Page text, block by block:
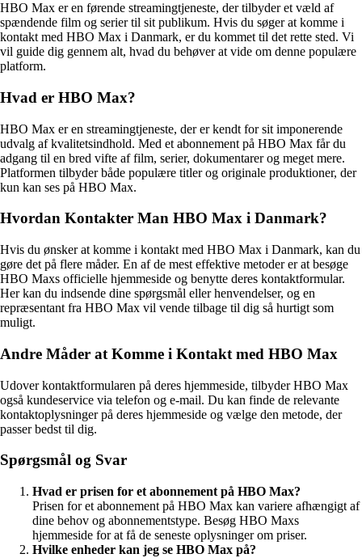
HBO Max er en førende streamingtjeneste, der tilbyder et væld af
spændende film og serier til sit publikum. Hvis du søger at komme i
kontakt med HBO Max i Danmark, er du kommet til det rette sted. Vi
vil guide dig gennem alt, hvad du behøver at vide om denne populære
platform.
Hvad er HBO Max?
HBO Max er en streamingtjeneste, der er kendt for sit imponerende
udvalg af kvalitetsindhold. Med et abonnement på HBO Max får du
adgang til en bred vifte af film, serier, dokumentarer og meget mere.
Platformen tilbyder både populære titler og originale produktioner, der
kun kan ses på HBO Max.
Hvordan Kontakter Man HBO Max i Danmark?
Hvis du ønsker at komme i kontakt med HBO Max i Danmark, kan du
gøre det på flere måder. En af de mest effektive metoder er at besøge
HBO Maxs officielle hjemmeside og benytte deres kontaktformular.
Her kan du indsende dine spørgsmål eller henvendelser, og en
repræsentant fra HBO Max vil vende tilbage til dig så hurtigt som
muligt.
Andre Måder at Komme i Kontakt med HBO Max
Udover kontaktformularen på deres hjemmeside, tilbyder HBO Max
også kundeservice via telefon og e-mail. Du kan finde de relevante
kontaktoplysninger på deres hjemmeside og vælge den metode, der
passer bedst til dig.
Spørgsmål og Svar
Hvad er prisen for et abonnement på HBO Max?
Prisen for et abonnement på HBO Max kan variere afhængigt af
dine behov og abonnementstype. Besøg HBO Maxs
hjemmeside for at få de seneste oplysninger om priser.
Hvilke enheder kan jeg se HBO Max på?